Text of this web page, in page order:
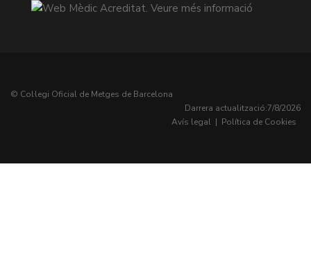
© Col·legi Oficial de Metges de Barcelona
Darrera actualització:7/8/2026
Avís legal | Política de Cookies